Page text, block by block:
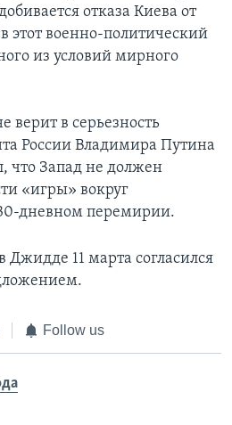
отказа Киева от
этот военно-политический
из условий мирного
верит в серьезность
России Владимира Путина
что Запад не должен
«игры» вокруг
дневном перемирии.
Джидде 11 марта согласился
Follow us